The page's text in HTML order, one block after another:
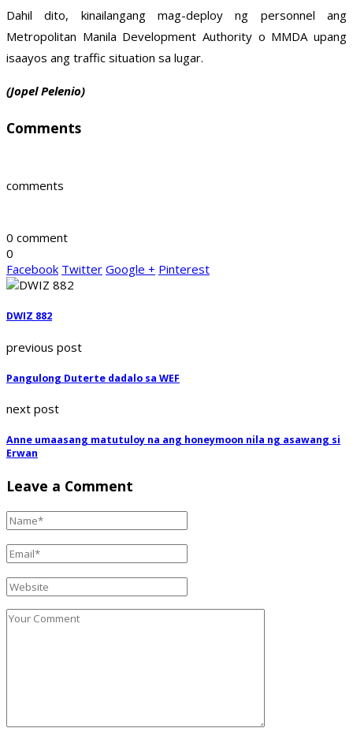
Dahil dito, kinailangang mag-deploy ng personnel ang
Metropolitan Manila Development Authority o MMDA upang
isaayos ang traffic situation sa lugar.
(Jopel Pelenio)
Comments
comments
0 comment
0
Facebook Twitter Google + Pinterest
DWIZ 882
previous post
Pangulong Duterte dadalo sa WEF
next post
Anne umaasang matutuloy na ang honeymoon nila ng asawang si
Erwan
Leave a Comment